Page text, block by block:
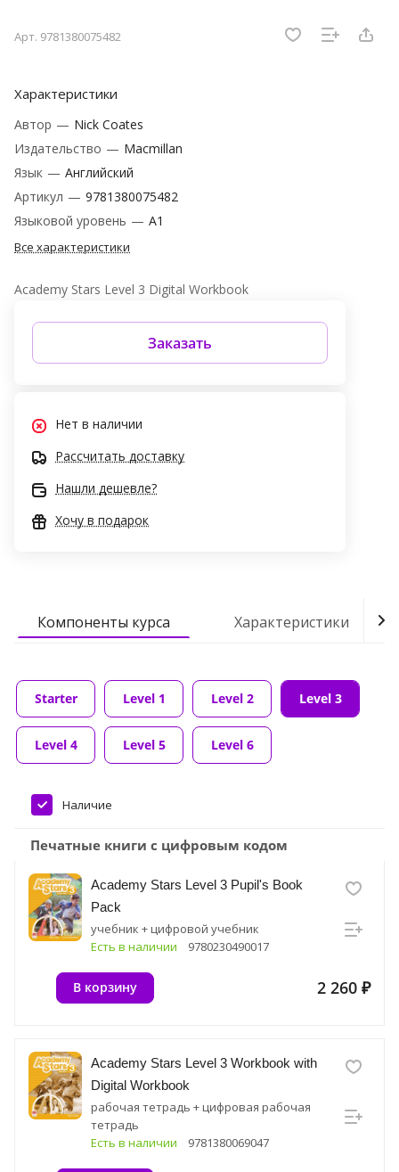
Арт. 9781380075482
Характеристики
Автор — Nick Coates
Издательство — Macmillan
Язык — Английский
Артикул — 9781380075482
Языковой уровень — A1
Все характеристики
Academy Stars Level 3 Digital Workbook
Заказать
Нет в наличии
Рассчитать доставку
Нашли дешевле?
Хочу в подарок
Компоненты курса Характеристики
Starter Level 1 Level 2 Level 3
Level 4 Level 5 Level 6
Наличие
Печатные книги с цифровым кодом
Academy Stars Level 3 Pupil's Book
Pack
учебник + цифровой учебник
Есть в наличии
9780230490017
2 260 ₽
В корзину
Academy Stars Level 3 Workbook with
Digital Workbook
рабочая тетрадь + цифровая рабочая
тетрадь
Есть в наличии
9781380069047